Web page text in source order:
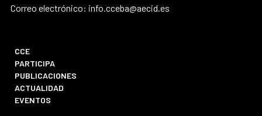
Correo electrónico: info.cceba@aecid.es
CCE
PARTICIPA
PUBLICACIONES
ACTUALIDAD
EVENTOS